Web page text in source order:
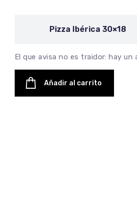
Pizza Ibérica 30×18
El que avisa no es traidor: hay un
Añadir al carrito